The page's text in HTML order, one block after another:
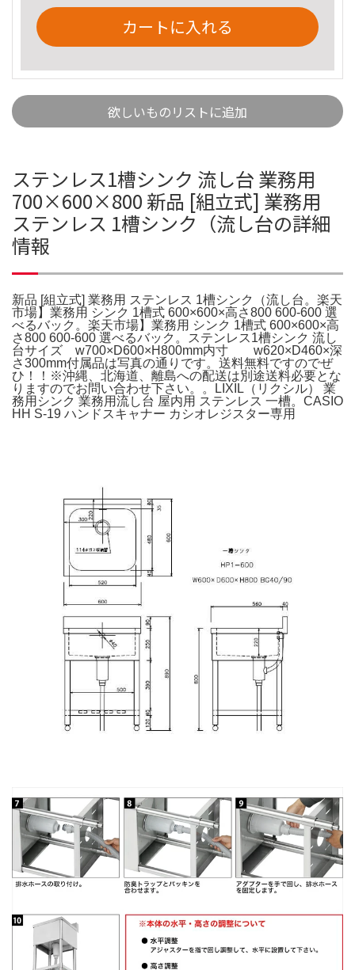
カートに入れる
欲しいものリストに追加
ステンレス1槽シンク 流し台 業務用
700×600×800 新品 [組立式] 業務用
ステンレス 1槽シンク（流し台の詳細
情報
新品 [組立式] 業務用 ステンレス 1槽シンク（流し台。楽天
市場】業務用 シンク 1槽式 600×600×高さ800 600-600 選
べるバック。楽天市場】業務用 シンク 1槽式 600×600×高
さ800 600-600 選べるバック。ステンレス1槽シンク 流し
台サイズ w700×D600×H800mm内寸 w620×D460×深
さ300mm付属品は写真の通りです。送料無料ですのでぜ
ひ！！※沖縄、北海道、離島への配送は別途送料必要とな
りますのでお問い合わせ下さい。。LIXIL（リクシル） 業
務用シンク 業務用流し台 屋内用 ステンレス 一槽。CASIO
HH S-19 ハンドスキャナー カシオレジスター専用